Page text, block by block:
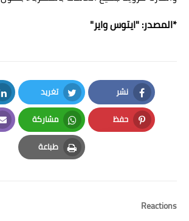
*المصدر: "ايتوس واير"
نشر
Facebook
تغريد
Twitter
حفظ
Pinterest
مشاركة
Whatsapp
طباعة
Print
Reactions